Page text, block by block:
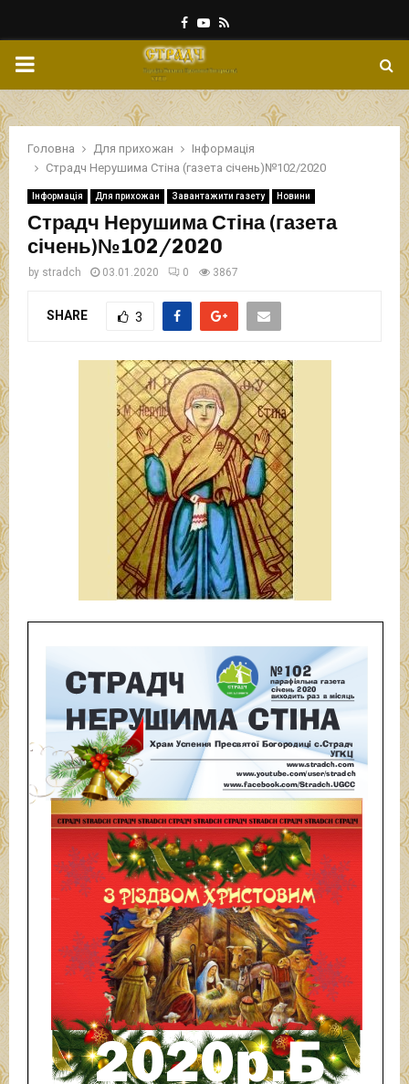
Facebook
Youtube
Rss
PRIMARY
MENU
Головна Для прихожан
Інформація
Страдч Нерушима Стіна (газета січень)№102/2020
Інформація Для прихожан Завантажити газету Новини
Страдч Нерушима Стіна (газета
січень)№102/2020
by stradch 03.01.2020 0 3867
SHARE 3